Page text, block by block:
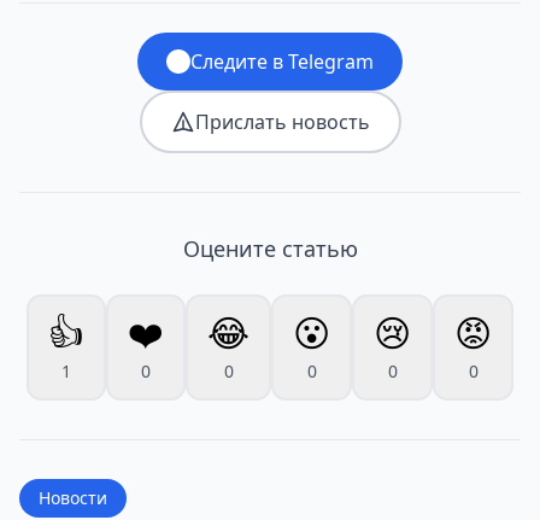
Следите в Telegram
Прислать новость
Оцените статью
👍
1
❤️
0
😂
0
😮
0
😢
0
😡
0
Новости